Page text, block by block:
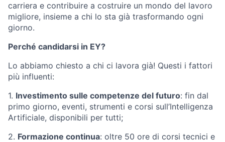
carriera e contribuire a costruire un mondo del lavoro
migliore, insieme a chi lo sta già trasformando ogni
giorno.
Perché candidarsi in EY?
Lo abbiamo chiesto a chi ci lavora già! Questi i fattori
più influenti:
1. Investimento sulle competenze del futuro: fin dal
primo giorno, eventi, strumenti e corsi sull’Intelligenza
Artificiale, disponibili per tutti;
2. Formazione continua: oltre 50 ore di corsi tecnici e